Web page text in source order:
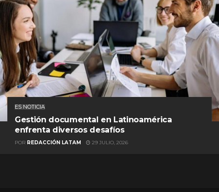
ES NOTICIA
Gestión documental en Latinoamérica
enfrenta diversos desafíos
POR REDACCIÓN LATAM 29 JULIO, 2026